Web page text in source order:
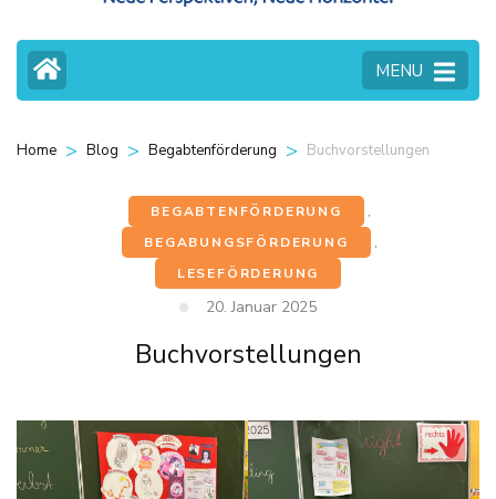
MENU
Home > Blog > Begabtenförderung > Buchvorstellungen
BEGABTENFÖRDERUNG
,
BEGABUNGSFÖRDERUNG
,
LESEFÖRDERUNG
20. Januar 2025
Buchvorstellungen